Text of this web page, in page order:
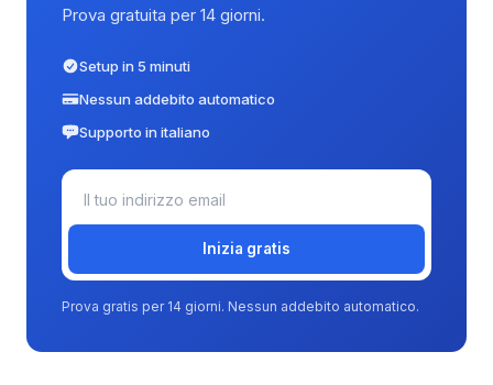
Prova gratuita per 14 giorni.
Setup in 5 minuti
Nessun addebito automatico
Supporto in italiano
Inizia gratis
Prova gratis per 14 giorni. Nessun addebito automatico.